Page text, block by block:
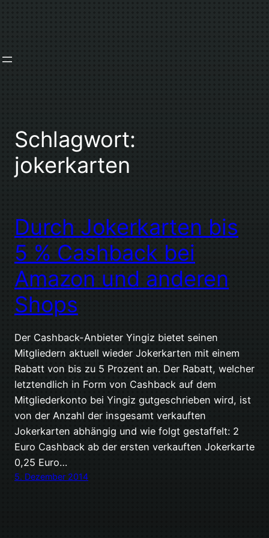
Schlagwort:
jokerkarten
Durch Jokerkarten bis
5 % Cashback bei
Amazon und anderen
Shops
Der Cashback-Anbieter Yingiz bietet seinen
Mitgliedern aktuell wieder Jokerkarten mit einem
Rabatt von bis zu 5 Prozent an. Der Rabatt, welcher
letztendlich in Form von Cashback auf dem
Mitgliederkonto bei Yingiz gutgeschrieben wird, ist
von der Anzahl der insgesamt verkauften
Jokerkarten abhängig und wie folgt gestaffelt: 2
Euro Cashback ab der ersten verkauften Jokerkarte
0,25 Euro…
5. Dezember 2014